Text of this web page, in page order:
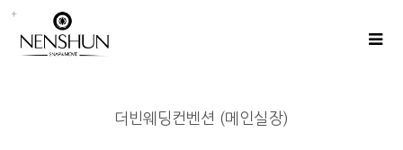
더빈웨딩컨벤션 (메인실장)